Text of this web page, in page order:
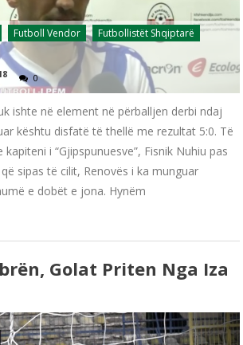
Futboll Vendor
Futbollistët Shqiptarë
0
ishte në element në përballjen derbi ndaj
kështu disfatë të thellë me rezultat 5:0. Të
i “Gjipspunuesve”, Fisnik Nuhiu pas
sipas të cilit, Renovës i ka munguar
e dobët e jona. Hynëm
Golat Priten Nga Iza